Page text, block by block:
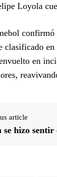
Loyola
confirmó
clasificado
en
article
se hizo sentir